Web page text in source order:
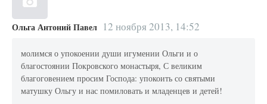
Ольга Антоний Павел 12 ноября 2013, 14:52
молимся о упокоении души игумении Ольги и о
благостоянии Покровского монастыря, С великим
благоговением просим Господа: упокоить со святыми
матушку Ольгу и нас помиловать и младенцев и детей!